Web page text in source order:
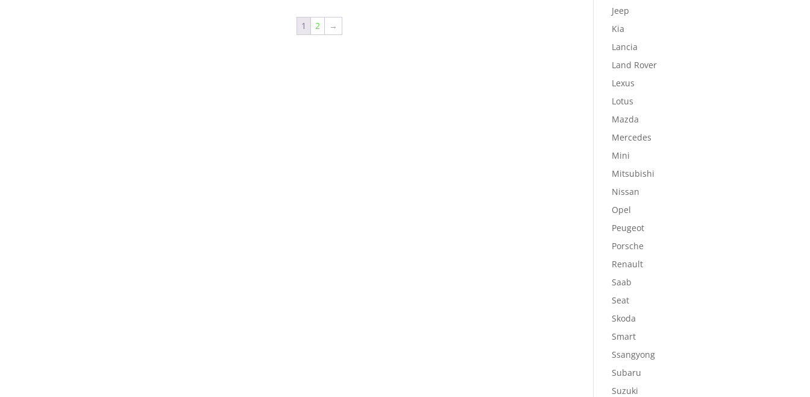
173,62 €
hasta
1 2 →
Jeep
Kia
Lancia
Land Rover
Lexus
Lotus
Mazda
Mercedes
Mini
Mitsubishi
Nissan
Opel
Peugeot
Porsche
Renault
Saab
Seat
Skoda
Smart
Ssangyong
Subaru
Suzuki